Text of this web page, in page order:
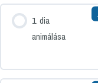
1. dia
animálása